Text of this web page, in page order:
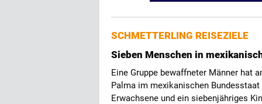
SCHMETTERLING REISEZIELE
Sieben Menschen in
Eine Gruppe bewaffneter Männer hat
Palma im mexikanischen
Erwachsene und ein siebenjähriges